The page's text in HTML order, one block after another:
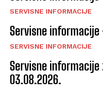
SERVISNE INFORMACIJE
Servisne
SERVISNE INFORMACIJE
Servisne informacije
03.08.2026.